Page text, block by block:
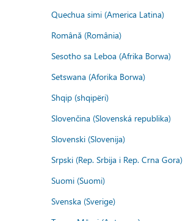
Quechua simi (America Latina)
Română (România)
Sesotho sa Leboa (Afrika Borwa)
Setswana (Aforika Borwa)
Shqip (shqipëri)
Slovenčina (Slovenská republika)
Slovenski (Slovenija)
Srpski (Rep. Srbija i Rep. Crna Gora)
Suomi (Suomi)
Svenska (Sverige)